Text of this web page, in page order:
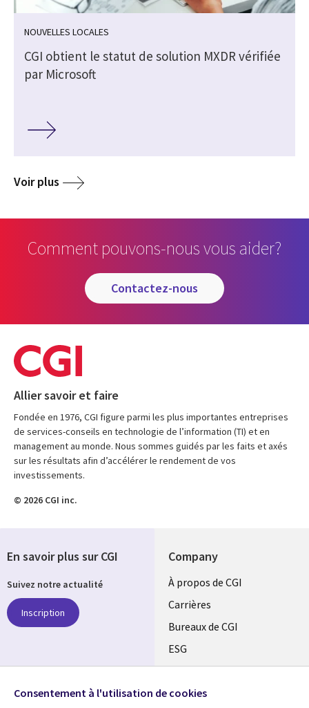
NOUVELLES LOCALES
CGI obtient le statut de solution MXDR vérifiée
par Microsoft
Voir plus
Comment pouvons-nous vous aider?
contactez-nous
Allier savoir et faire
Fondée en 1976, CGI figure parmi les plus importantes entreprises
de services-conseils en technologie de l’information (TI) et en
management au monde. Nous sommes guidés par les faits et axés
sur les résultats afin d’accélérer le rendement de vos
investissements.
© 2026 CGI inc.
Company
Useful
links
CANADA
FR
À propos de CGI
Carrières
Bureaux de CGI
ESG
Alliances
En savoir plus sur CGI
Suivez notre actualité
Inscription
Consentement à l'utilisation de cookies